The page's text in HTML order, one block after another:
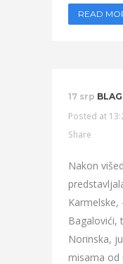
READ
17 srp
Posted at
Share
Nakon
Karmelske,
Bagalovići,
Norinska,
misama od